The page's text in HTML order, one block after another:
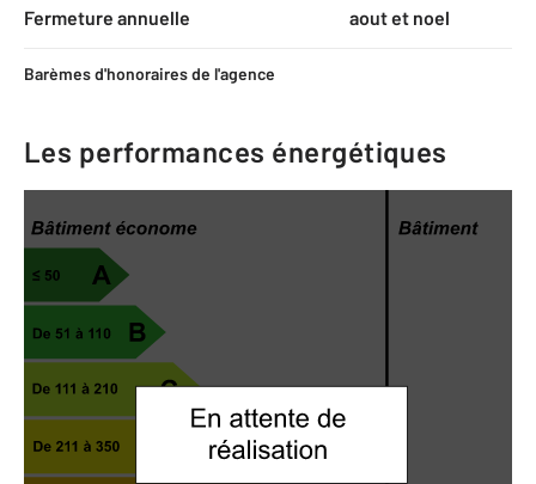
Fermeture annuelle aout et noel
Barèmes d'honoraires de l'agence
Les performances énergétiques